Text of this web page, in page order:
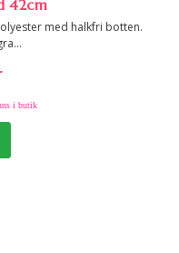
42cm
med halkfri botten.
i butik